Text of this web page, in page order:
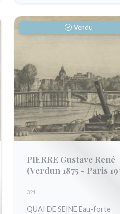
Vendu
PIERRE Gustave René
(Verdun 1875 - Paris
321
QUAI DE SEINE Eau-forte